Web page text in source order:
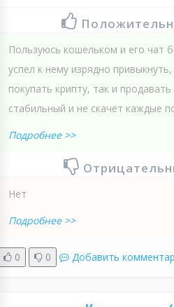
Пользуюсь кошельком и его чат
успел к нему изрядно
покупать крипту, так и
стабильный и не скачет каждые
Подробнее >>
Нет
Подробнее >>
0 0 Добавить